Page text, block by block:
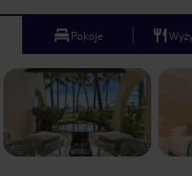
Pokoje
Bardzo dobry
Piękny hotel,